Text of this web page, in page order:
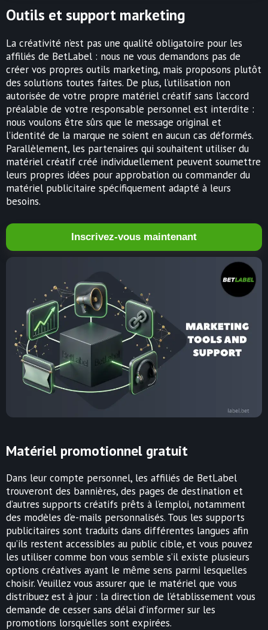
Outils et support marketing
La créativité n’est pas une qualité obligatoire pour les
affiliés de BetLabel : nous ne vous demandons pas de
créer vos propres outils marketing, mais proposons plutôt
des solutions toutes faites. De plus, l’utilisation non
autorisée de votre propre matériel créatif sans l’accord
préalable de votre responsable personnel est interdite :
nous voulons être sûrs que le message original et
l’identité de la marque ne soient en aucun cas déformés.
Parallèlement, les partenaires qui souhaitent utiliser du
matériel créatif créé individuellement peuvent soumettre
leurs propres idées pour approbation ou commander du
matériel publicitaire spécifiquement adapté à leurs
besoins.
Inscrivez-vous maintenant
Matériel promotionnel gratuit
Dans leur compte personnel, les affiliés de BetLabel
trouveront des bannières, des pages de destination et
d’autres supports créatifs prêts à l’emploi, notamment
des modèles d’e-mails personnalisés. Tous les supports
publicitaires sont traduits dans différentes langues afin
qu’ils restent accessibles au public cible, et vous pouvez
les utiliser comme bon vous semble s’il existe plusieurs
options créatives ayant le même sens parmi lesquelles
choisir. Veuillez vous assurer que le matériel que vous
distribuez est à jour : la direction de l’établissement vous
demande de cesser sans délai d’informer sur les
promotions lorsqu’elles sont expirées.